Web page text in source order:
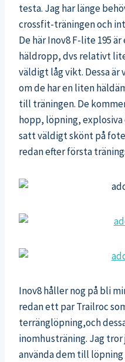
testa. Jag har länge
crossfit-träningen och
De här Inov8 F-lite 195
häldropp, dvs relativt
väldigt låg vikt. Dessa
om de har en liten
till träningen. De
hopp, löpning, explosiva
satt väldigt skönt på
redan efter första
Inov8 håller nog på bli
redan ett par Trailroc
terränglöpning,och
inomhusträning. Jag
använda dem till